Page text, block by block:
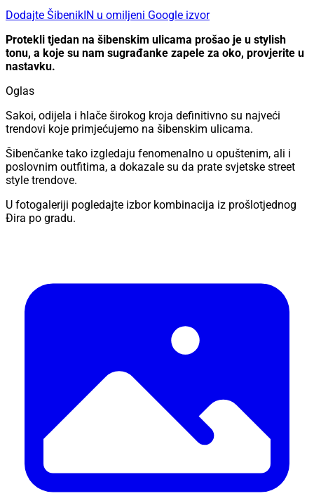
Dodajte ŠibenikIN u omiljeni Google izvor
Protekli tjedan na šibenskim ulicama prošao je u stylish
tonu, a koje su nam sugrađanke zapele za oko, provjerite u
nastavku.
Oglas
Sakoi, odijela i hlače širokog kroja definitivno su najveći
trendovi koje primjećujemo na šibenskim ulicama.
Šibenčanke tako izgledaju fenomenalno u opuštenim, ali i
poslovnim outfitima, a dokazale su da prate svjetske street
style trendove.
U fotogaleriji pogledajte izbor kombinacija iz prošlotjednog
Đira po gradu.